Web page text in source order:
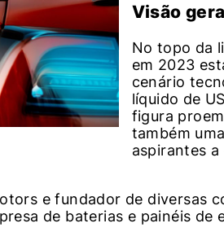
Visão
No topo da
em 2023
cenário
líquido de
figura
também
aspirantes
e fundador de diversas
de baterias e painéis de